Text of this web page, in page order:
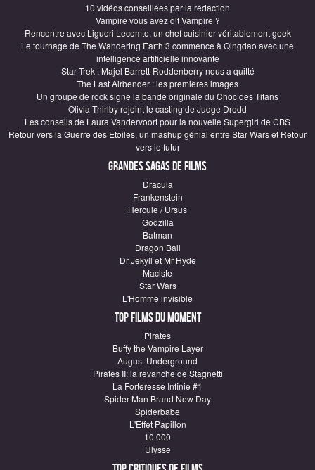
10 vidéos conseillées par la rédaction
Vampire vous avez dit Vampire ?
Rencontre avec Liguori Lecomte, un chef cuisinier véritablement geek
Le tournage de The Wandering Earth 3 commence à Qingdao avec une
intelligence artificielle innovante
Star Trek : Majel Barrett-Roddenberry nous a quitté
The Last Airbender : les premières images
Un groupe de rock signe la bande originale du Choc des Titans
Olivia Thirlby rejoint le casting de Judge Dredd
Les conseils de Laura Vandervoort pour la nouvelle Supergirl de CBS
Retour vers la Guerre des Etoiles, un mashup génial entre Star Wars et Retour
vers le futur
Grandes sagas de Films
Dracula
Frankenstein
Hercule / Ursus
Godzilla
Batman
Dragon Ball
Dr Jekyll et Mr Hyde
Maciste
Star Wars
L'Homme invisible
Top Films du moment
Pirates
Buffy the Vampire Layer
August Underground
Pirates II: la revanche de Stagnetti
La Forteresse Infinie #1
Spider-Man Brand New Day
Spiderbabe
L'Effet Papillon
10 000
Ulysse